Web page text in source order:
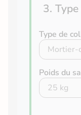
3.
Type de
Poids du